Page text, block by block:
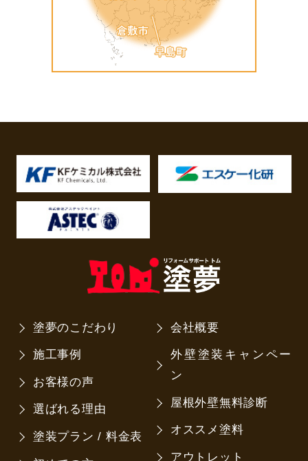
塗夢のこだわり
施工事例
お客様の声
選ばれる理由
塗装プラン / 料金表
会社概要
外壁塗装キャンペー
ン
屋根外壁無料診断
オススメ塗料
アウトレット